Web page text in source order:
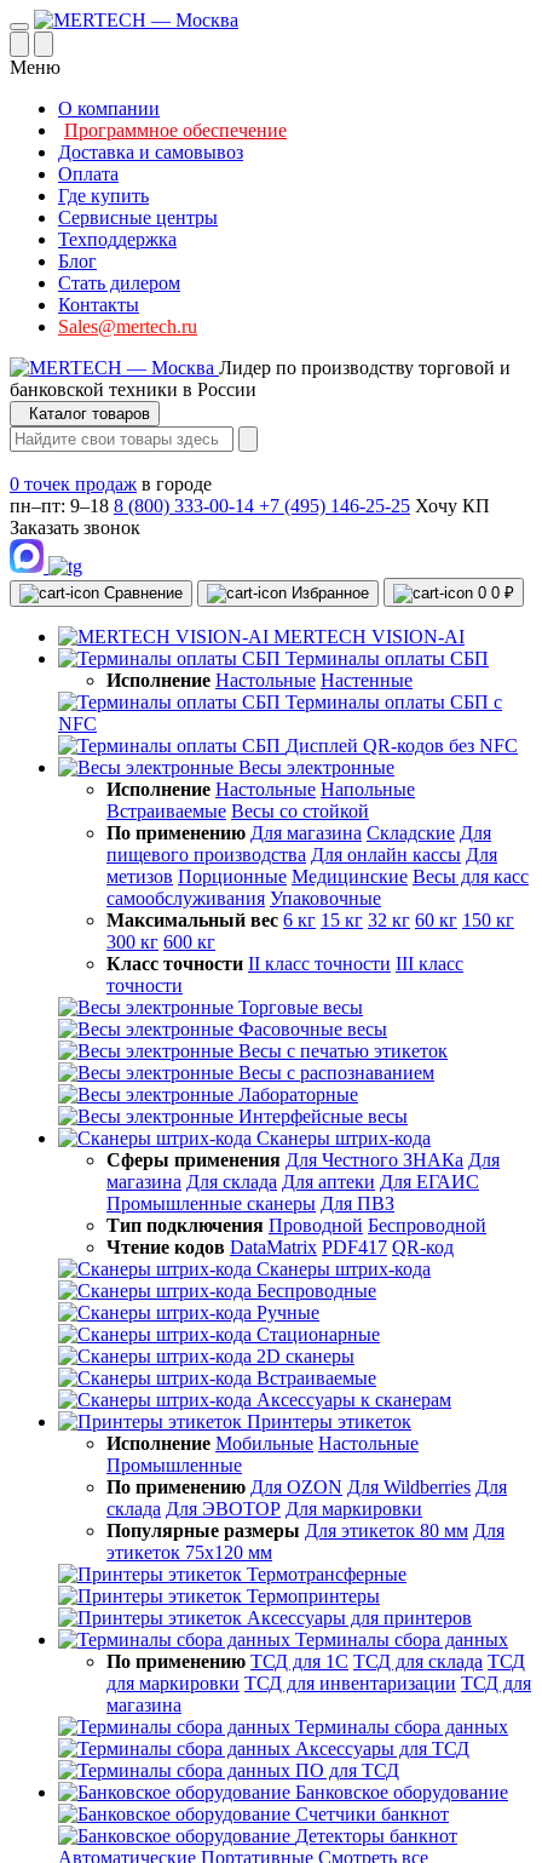
Меню
О компании
Программное обеспечение
Доставка и самовывоз
Оплата
Где купить
Сервисные центры
Техподдержка
Блог
Стать дилером
Контакты
Sales@mertech.ru
Лидер по производству торговой и
банковской техники в России
Каталог товаров
0 точек продаж в городе
пн–пт: 9–18 8 (800) 333-00-14 +7 (495) 146-25-25 Хочу КП
Заказать звонок
Сравнение Избранное 0 0 ₽
MERTECH VISION-AI
Терминалы оплаты СБП
Исполнение Настольные Настенные
Терминалы оплаты СБП с
NFC
Дисплей QR-кодов без NFC
Весы электронные
Исполнение Настольные Напольные
Встраиваемые Весы со стойкой
По применению Для магазина Складские Для
пищевого производства Для онлайн кассы Для
метизов Порционные Медицинские Весы для касс
самообслуживания Упаковочные
Максимальный вес 6 кг 15 кг 32 кг 60 кг 150 кг
300 кг 600 кг
Класс точности II класс точности III класс
точности
Торговые весы
Фасовочные весы
Весы с печатью этикеток
Весы с распознаванием
Лабораторные
Интерфейсные весы
Сканеры штрих-кода
Сферы применения Для Честного ЗНАКа Для
магазина Для склада Для аптеки Для ЕГАИС
Промышленные сканеры Для ПВЗ
Тип подключения Проводной Беспроводной
Чтение кодов DataMatrix PDF417 QR-код
Сканеры штрих-кода
Беспроводные
Ручные
Стационарные
2D сканеры
Встраиваемые
Аксессуары к сканерам
Принтеры этикеток
Исполнение Мобильные Настольные
Промышленные
По применению Для OZON Для Wildberries Для
склада Для ЭВОТОР Для маркировки
Популярные размеры Для этикеток 80 мм Для
этикеток 75х120 мм
Термотрансферные
Термопринтеры
Аксессуары для принтеров
Терминалы сбора данных
По применению ТСД для 1С ТСД для склада ТСД
для маркировки ТСД для инвентаризации ТСД для
магазина
Терминалы сбора данных
Аксессуары для ТСД
ПО для ТСД
Банковское оборудование
Счетчики банкнот
Детекторы банкнот
Автоматические Портативные Смотреть все